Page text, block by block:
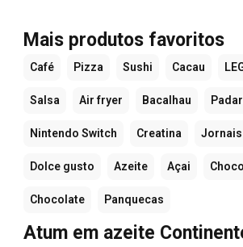
Mais produtos favoritos
Café Pizza Sushi Cacau
Salsa Air fryer Bacalhau
Nintendo Switch Creatina Jornais
Dolce gusto Azeite Açai
Chocolate Panquecas
Atum em azeite